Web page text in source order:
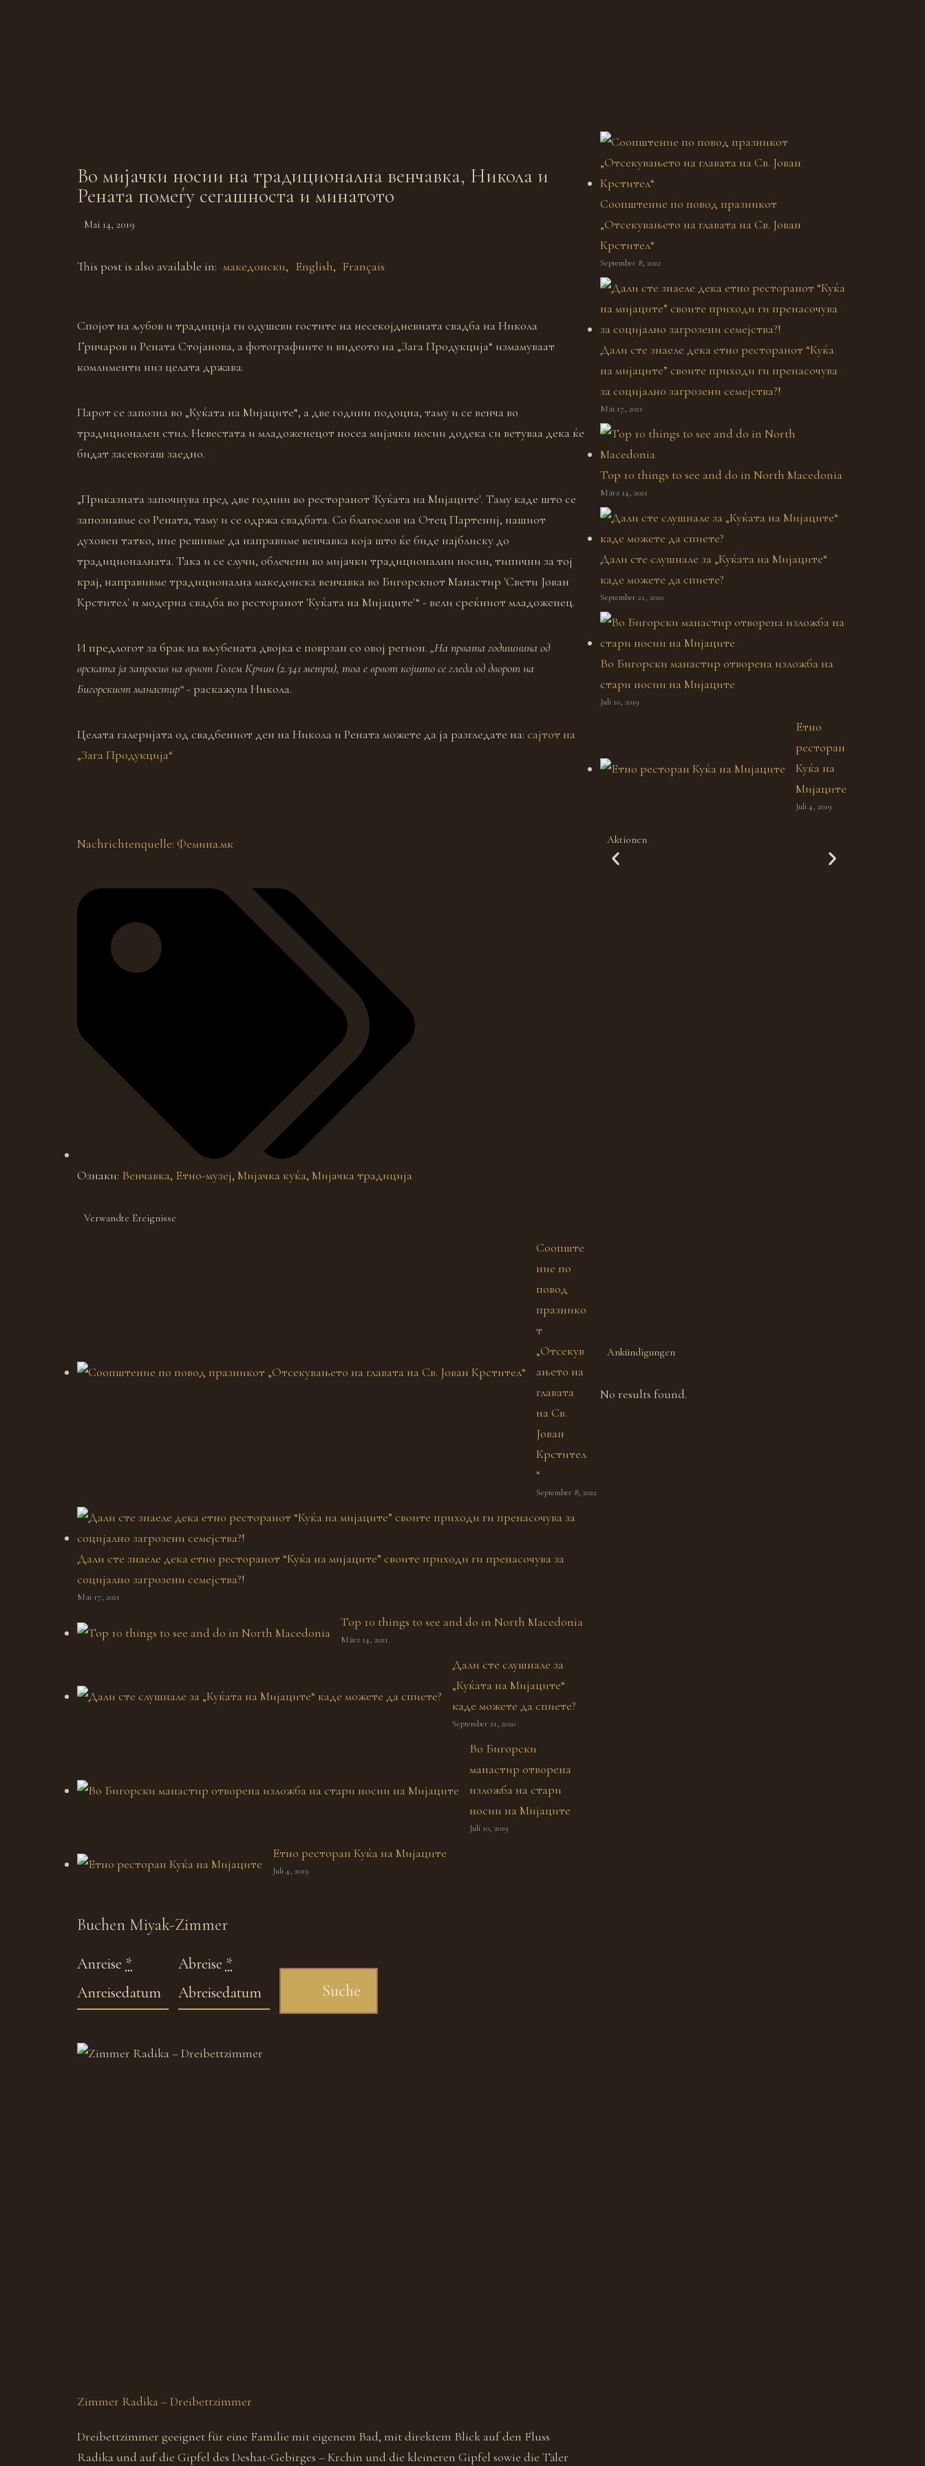
Во мијачки носии на традиционална венчавка, Никола и
Рената помеѓу сегашноста и минатото
Mai 14, 2019
This post is also available in: македонски English Français
Спојот на љубов и традиција ги одушеви гостите на несекојдневната свадба на Никола
Грнчаров и Рената Стојанова, а фотографиите и видеото на „Зага Продукција“ измамуваат
комлименти низ целата држава.
Парот се запозна во „Куќата на Мијаците“, а две години подоцна, таму и се венча во
традиционален стил. Невестата и младоженецот носеа мијачки носии додека си ветуваа дека ќе
бидат засекогаш заедно.
„Приказната започнува пред две години во ресторанот 'Куќата на Мијаците'. Таму каде што се
запознавме со Рената, таму и се одржа свадбата. Со благослов на Отец Партениј, нашиот
духовен татко, ние решивме да направиме венчавка која што ќе биде најблиску до
традиционалната. Така и се случи, облечени во мијачки традиционални носии, типични за тој
крај, направивме традиционална македонска венчавка во Бигорскиот Манастир 'Свети Јован
Крстител' и модерна свадба во ресторанот 'Куќата на Мијаците'“ - вели среќниот младоженец.
И предлогот за брак на вљубената двојка е поврзан со овој регион. „На првата годишнина од
врската ја запросив на врвот Голем Крчин (2.341 метри), тоа е врвот којшто се гледа од дворот на
Бигорскиот манастир“- раскажува Никола.
Целата галеријата од свадбениот ден на Никола и Рената можете да ја разгледате на: сајтот на
„Зага Продукција“
Nachrichtenquelle: Фемина.мк
Ознаки: Венчавка, Етно-музеј, Мијачка куќа, Мијачка традиција
Verwandte Ereignisse
Соопште
ние по
повод
празнико
т
„Отсекув
ањето на
главата
на Св.
Јован
Крстител
“
September 8, 2022
Дали сте знаеле дека етно ресторанот “Куќа на мијаците” своите приходи ги пренасочува за
социјално загрозени семејства?!
Mai 17, 2021
Top 10 things to see and do in North Macedonia
März 14, 2021
Дали сте слушнале за
„Куќата на Мијаците“
каде можете да спиете?
September 21, 2020
Во Бигорски
манастир отворена
изложба на стари
носии на Мијаците
Juli 10, 2019
Етно ресторан Куќа на Мијаците
Juli 4, 2019
Buchen Miyak-Zimmer
Anreise * Abreise *
Zimmer Radika – Dreibettzimmer
Dreibettzimmer geeignet für eine Familie mit eigenem Bad, mit direktem Blick auf den Fluss
Radika und auf die Gipfel des Deshat-Gebirges – Krchin und die kleineren Gipfel sowie die Täler
Соопштение по повод празникот
„Отсекувањето на главата на Св. Јован
Крстител“
September 8, 2022
Дали сте знаеле дека етно ресторанот “Куќа
на мијаците” своите приходи ги пренасочува
за социјално загрозени семејства?!
Mai 17, 2021
Top 10 things to see and do in North Macedonia
März 14, 2021
Дали сте слушнале за „Куќата на Мијаците“
каде можете да спиете?
September 21, 2020
Во Бигорски манастир отворена изложба на
стари носии на Мијаците
Juli 10, 2019
Етно
ресторан
Куќа на
Мијаците
Juli 4, 2019
AktionenDas Geheimnis
Ankündigungen
No results found.